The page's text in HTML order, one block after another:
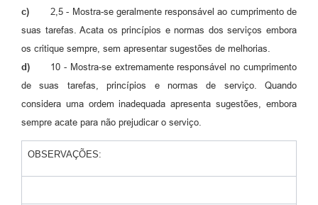
c) 2,5 - Mostra-se geralmente responsável ao cumprimento de
suas tarefas. Acata os princípios e normas dos serviços embora
os critique sempre, sem apresentar sugestões de melhorias.
d) 10 - Mostra-se extremamente responsável no cumprimento
de suas tarefas, princípios e normas de serviço. Quando
considera uma ordem inadequada apresenta sugestões, embora
sempre acate para não prejudicar o serviço.
OBSERVAÇÕES: